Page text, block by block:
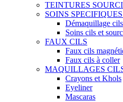
TEINTURES
SOINS
Démaquillage
Soins cils et
FAUX CILS
Faux cils
Faux cils à coller
MAQUILLAGES
Crayons et Khols
Eyeliner
Mascaras